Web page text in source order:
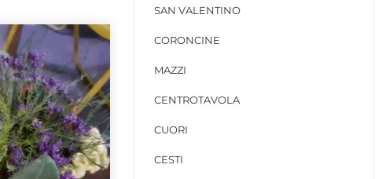
SAN VALENTINO
CORONCINE
MAZZI
CENTROTAVOLA
CUORI
CESTI